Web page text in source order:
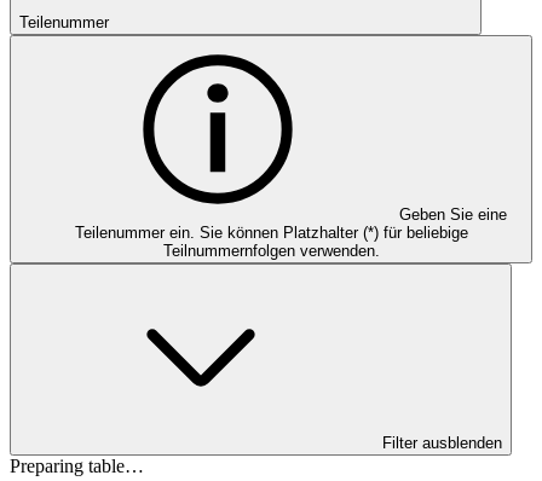
Teilenummer
Geben Sie eine
Teilenummer ein. Sie können Platzhalter (*) für beliebige
Teilnummernfolgen verwenden.
Filter ausblenden
Preparing table…